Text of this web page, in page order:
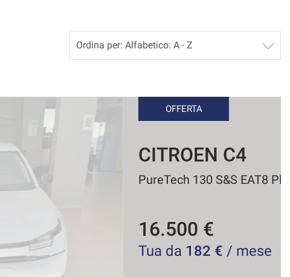
OFFERTA
CITROEN C4
PureTech 130 S&S EAT8 Plus
16.500 €
Tua da182 €